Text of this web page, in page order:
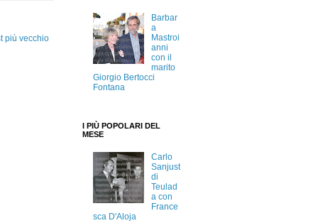
più vecchio
Barbar
a
Mastroi
anni
con il
marito
Giorgio Bertocci
Fontana
I PIÙ POPOLARI DEL
MESE
Carlo
Sanjust
di
Teulad
a con
France
sca D'Aloja